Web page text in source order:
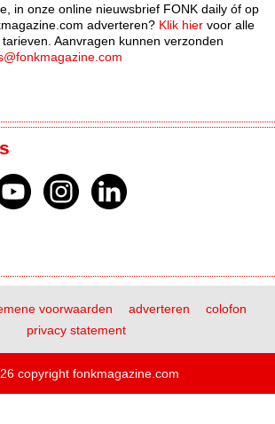
in onze online nieuwsbrief FONK daily óf op
adverteren? Klik hier voor alle
Aanvragen kunnen verzonden
voorwaarden adverteren
colofon
privacy statement
copyright fonkmagazine.com